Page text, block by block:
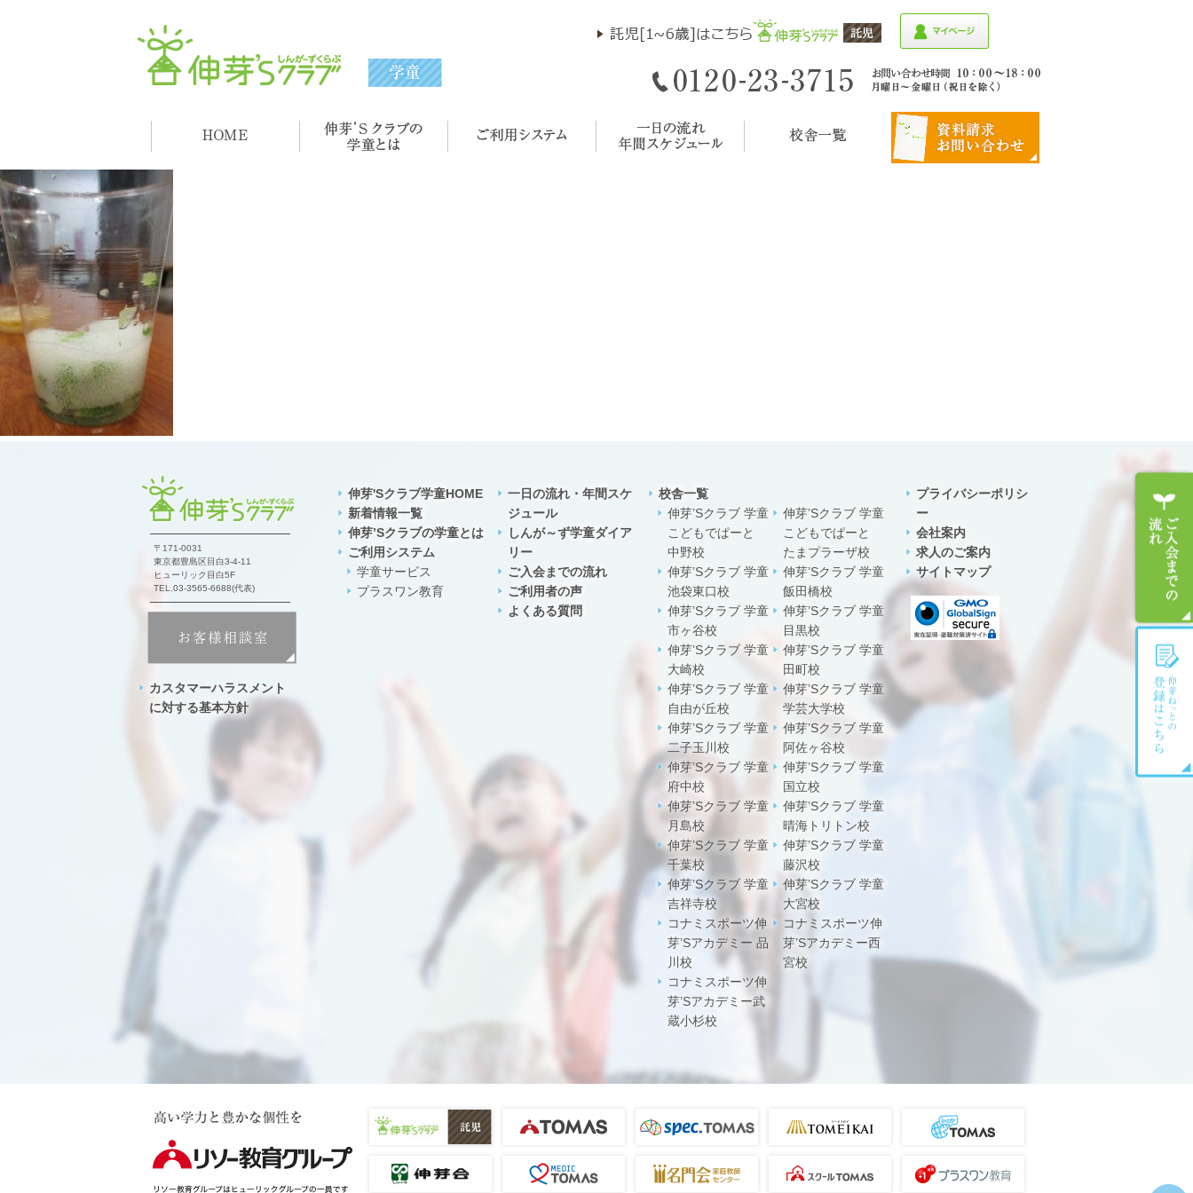
〒171-0031
東京都豊島区目白3-4-11
ヒューリック目白5F
TEL.03-3565-6688(代表)
カスタマーハラスメント
に対する基本方針
伸芽'Sクラブ学童HOME
新着情報一覧
伸芽’Sクラブの学童とは
ご利用システム
学童サービス
プラスワン教育
一日の流れ・年間スケ
ジュール
しんが～ず学童ダイア
リー
ご入会までの流れ
ご利用者の声
よくある質問
校舎一覧
伸芽’Sクラブ 学童
こどもでぱーと
中野校
伸芽’Sクラブ 学童
こどもでぱーと
たまプラーザ校
伸芽’Sクラブ 学童
池袋東口校
伸芽’Sクラブ 学童
飯田橋校
伸芽’Sクラブ 学童
市ヶ谷校
伸芽’Sクラブ 学童
目黒校
伸芽’Sクラブ 学童
大崎校
伸芽’Sクラブ 学童
田町校
伸芽’Sクラブ 学童
自由が丘校
伸芽’Sクラブ 学童
学芸大学校
伸芽’Sクラブ 学童
二子玉川校
伸芽’Sクラブ 学童
阿佐ヶ谷校
伸芽’Sクラブ 学童
府中校
伸芽’Sクラブ 学童
国立校
伸芽’Sクラブ 学童
月島校
伸芽’Sクラブ 学童
晴海トリトン校
伸芽’Sクラブ 学童
千葉校
伸芽’Sクラブ 学童
藤沢校
伸芽’Sクラブ 学童
吉祥寺校
伸芽’Sクラブ 学童
大宮校
コナミスポーツ伸
芽’Sアカデミー 品
川校
コナミスポーツ伸
芽’Sアカデミー西
宮校
コナミスポーツ伸
芽’Sアカデミー武
蔵小杉校
プライバシーポリシ
ー
会社案内
求人のご案内
サイトマップ